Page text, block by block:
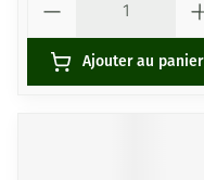
Ajouter au panier